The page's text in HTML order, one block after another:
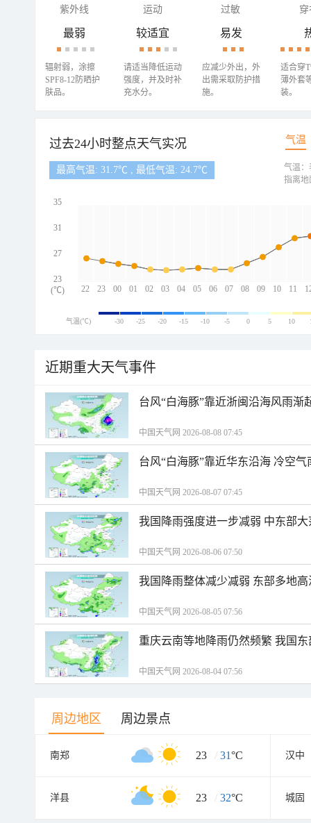
紫外线 运动 过敏 穿
最弱
辐射弱，涂擦
SPF8-12防晒护
肤品。
较适宜
请适当降低运动
强度，并及时补
充水分。
易发
应减少外出，外
出需采取防护措
施。
适合穿
薄外套
装。
过去24小时整点天气实况 气温
最高气温: 31.7℃ , 最低气温: 24.7℃
22 23 00 01 02 03 04 05 06 07 08 09 10 11
35
31
27
23
(℃)
气温：
指离地
气温(℃) -30 -25 -20 -15 -10 -5 0 5 10
近期重大天气事件
台风“白海豚”靠近浙闽沿海风雨渐
中国天气网 2026-08-08 07:45
台风“白海豚”靠近华东沿海 冷空
中国天气网 2026-08-07 07:45
我国降雨强度进一步减弱 中东部
中国天气网 2026-08-06 07:50
我国降雨整体减少减弱 东部多地
中国天气网 2026-08-05 07:56
重庆云南等地降雨仍然频繁 我国
中国天气网 2026-08-04 07:56
周边地区 周边景点
南郑 23 / 31°C 汉中
洋县 23 / 32°C 城固